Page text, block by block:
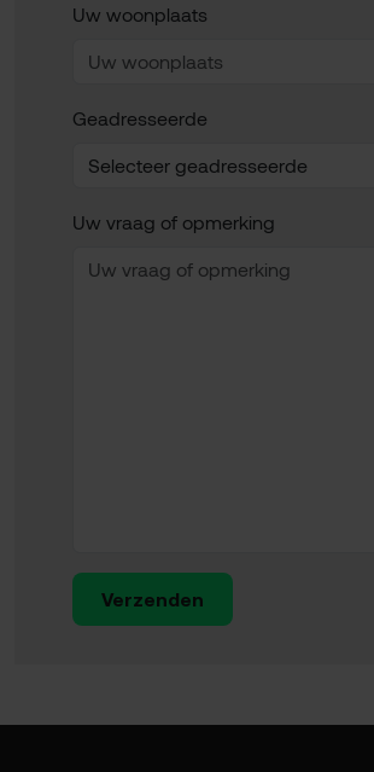
Uw woonplaats
Geadresseerde
Uw vraag of opmerking
Verzenden